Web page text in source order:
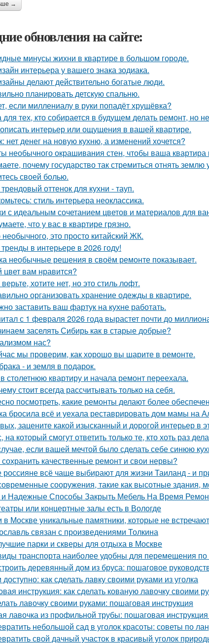
→
обновления на сайте:
минусы жихни в квартире в большом городе.
интерьера у вашего знака зодиака.
делают действительно богатые люди.
планировать детскую спальню.
если миллениалу в руки попадёт хрущёвка?
тех, кто собирается в будущем делать ремонт, но
интерьер или ощущения в вашей квартире.
нет денег на новую кухню, а изменений хочется?
необычного окрашивания стен, чтобы ваша
почему государство так стремиться отнять землю
своей болью.
оттенок для кухни - тауп.
стиль интерьера неоклассика.
с идеальным сочетанием цветов и материалов для
что у вас в квартире грязно.
необычного, это просто китайский ЖК.
в интерьере в 2026 году!
необычные решения в своём ремонте показывает.
цвет вам нравится?
хотите нет, но это стиль лофт.
организовать хранение одежды в квартире.
заставить ваш фартук на кухне работать.
с 1 февраля 2026 года вырастет почти до
заселять Сибирь как в старые добрые?
нас?
мы проверим, как хорошо вы шарите в ремонте.
- и земля в подарок.
столетнюю квартиру и начала ремонт переехала.
стоит всегда рассчитывать только на себя.
посмотреть, какие ремонты делают более
бросила всё и уехала реставрировать дом мамы на
зацените какой изысканный и дорогой интерьер в
на который смогут ответить только те, кто хоть раз
если вашей мечтой было сделать себе синюю
качественные ремонт и свои нервы?
россияне всё чаще выбирают для жизни Таиланд - и
сооружения, такие как высотные здания,
и Надежные Способы Закрыть Мебель На Время
или концертные залы есть в Вологде
в Москве уникальные памятники, которые не
связан с произведениями Толкина
парки и скверы для отдыха в Москве
транспорта наиболее удобны для перемещения
деревянный дом из бруса: пошаговое
доступно: как сделать лавку своими руками из уголка
инструкция: как сделать кованую лавочку своими
лавочку своими руками: пошаговая инструкция
лавочка из профильной трубы: пошаговая
небольшой сад в уголок красоты: советы по
свой дачный участок в красивый уголок